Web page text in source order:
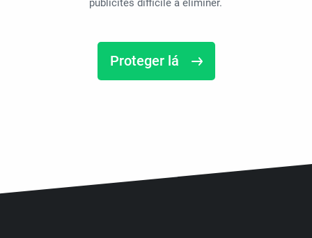
publicités difficile à éliminer.
Proteger lá